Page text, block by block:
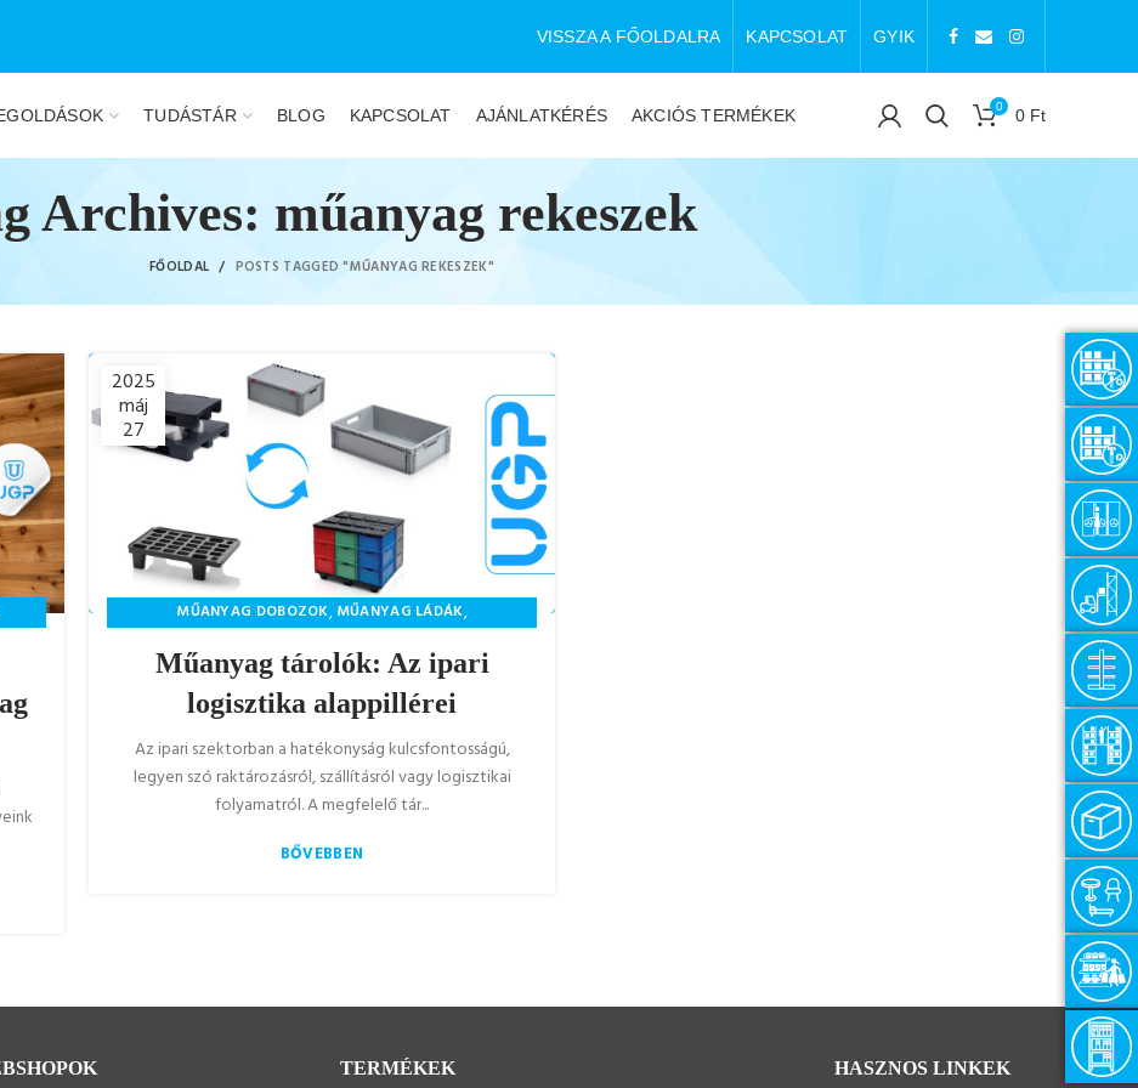
VISSZA A FŐOLDALRA KAPCSOLAT GYIK
TUDÁSTÁR BLOG KAPCSOLAT AJÁNLATKÉRÉS AKCIÓS TERMÉKEK 0 0 Ft
Archives: műanyag rekeszek
FŐOLDAL POSTS TAGGED "MŰANYAG REKESZEK"
2025
máj
27
MŰANYAG DOBOZOK, MŰANYAG LÁDÁK,
Műanyag tárolók: Az ipari
logisztika alappillérei
Az ipari szektorban a hatékonyság kulcsfontosságú,
legyen szó raktározásról, szállításról vagy logisztikai
folyamatról. A megfelelő tár...
BŐVEBBEN
TERMÉKEK HASZNOS LINKEK